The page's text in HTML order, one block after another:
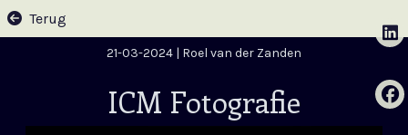
Terug
21-03-2024 | Roel van der Zanden
ICM Fotografie